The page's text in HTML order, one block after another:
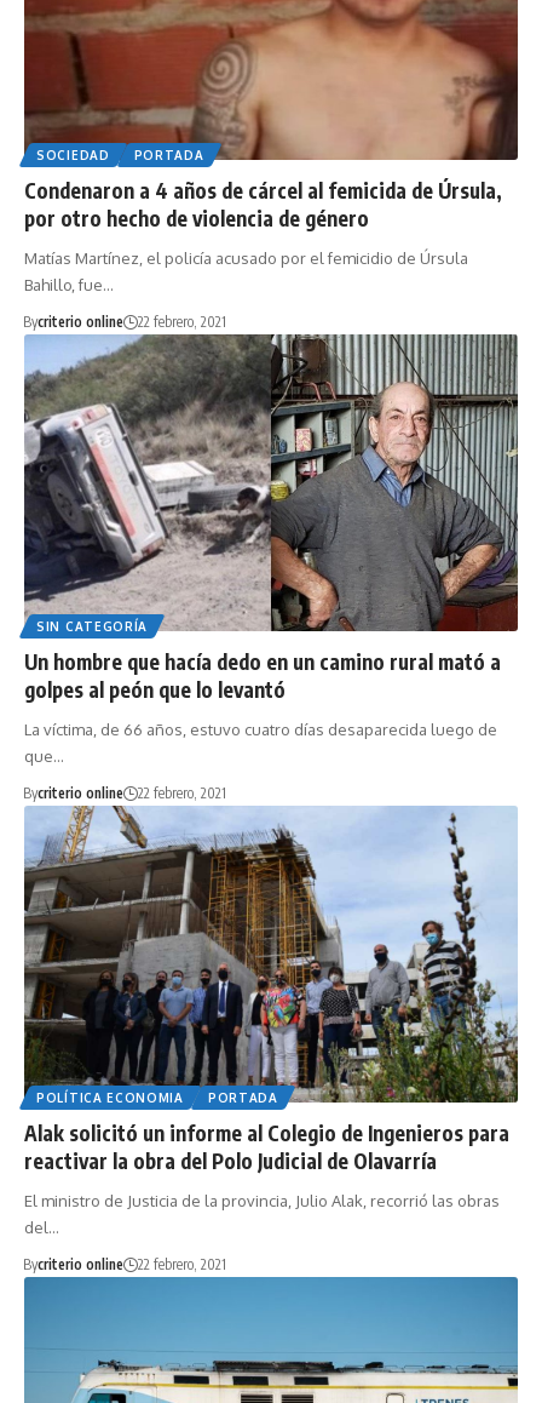
SOCIEDAD PORTADA
Condenaron a 4 años de cárcel al femicida de Úrsula,
por otro hecho de violencia de género
Matías Martínez, el policía acusado por el femicidio de Úrsula
Bahillo, fue…
Bycriterio online 22 febrero, 2021
SIN CATEGORÍA
Un hombre que hacía dedo en un camino rural mató a
golpes al peón que lo levantó
La víctima, de 66 años, estuvo cuatro días desaparecida luego de
que…
Bycriterio online 22 febrero, 2021
POLÍTICA ECONOMIA PORTADA
Alak solicitó un informe al Colegio de Ingenieros para
reactivar la obra del Polo Judicial de Olavarría
El ministro de Justicia de la provincia, Julio Alak, recorrió las obras
del…
Bycriterio online 22 febrero, 2021